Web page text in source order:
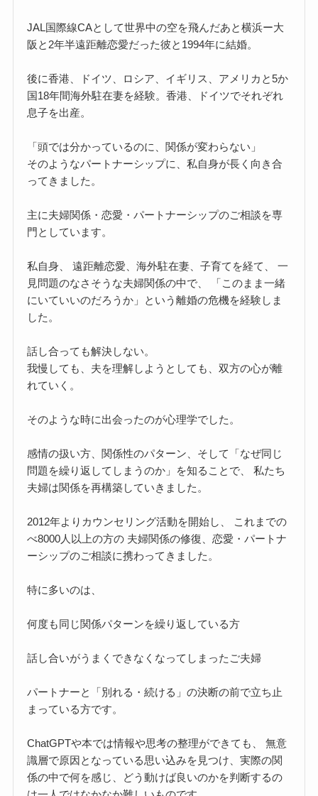
JAL国際線CAとして世界中の空を飛んだあと横浜ー大
阪と2年半遠距離恋愛だった彼と1994年に結婚。
後に香港、ドイツ、ロシア、イギリス、アメリカと5か
国18年間海外駐在妻を経験。香港、ドイツでそれぞれ
息子を出産。
「頭では分かっているのに、関係が変わらない」
そのようなパートナーシップに、私自身が長く向き合
ってきました。
主に夫婦関係・恋愛・パートナーシップのご相談を専
門としています。
私自身、 遠距離恋愛、海外駐在妻、子育てを経て、 一
見問題のなさそうな夫婦関係の中で、 「このまま一緒
にいていいのだろうか」という離婚の危機を経験しま
した。
話し合っても解決しない。
我慢しても、夫を理解しようとしても、双方の心が離
れていく。
そのような時に出会ったのが心理学でした。
感情の扱い方、関係性のパターン、そして「なぜ同じ
問題を繰り返してしまうのか」を知ることで、 私たち
夫婦は関係を再構築していきました。
2012年よりカウンセリング活動を開始し、 これまでの
べ8000人以上の方の 夫婦関係の修復、恋愛・パートナ
ーシップのご相談に携わってきました。
特に多いのは、
何度も同じ関係パターンを繰り返している方
話し合いがうまくできなくなってしまったご夫婦
パートナーと「別れる・続ける」の決断の前で立ち止
まっている方です。
ChatGPTや本では情報や思考の整理ができても、 無意
識層で原因となっている思い込みを見つけ、実際の関
係の中で何を感じ、どう動けば良いのかを判断するの